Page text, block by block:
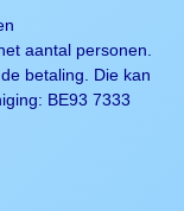
aantal personen.
betaling. Die kan
BE93 7333